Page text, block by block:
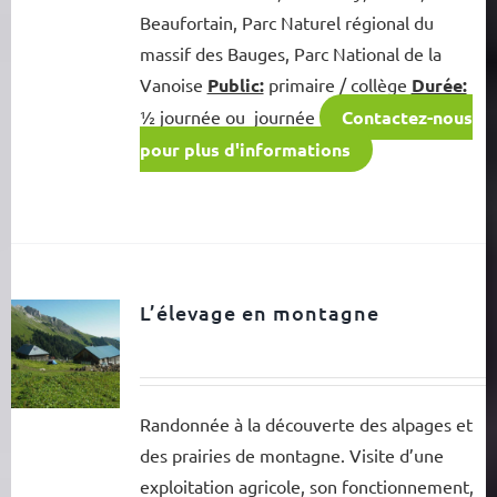
Beaufortain, Parc Naturel régional du
massif des Bauges, Parc National de la
Vanoise Public:primaire / collège Durée:
½ journée ou journée
Contactez-nous
pour plus d'informations
L’élevage en montagne
Randonnée à la découverte des alpages et
des prairies de montagne. Visite d’une
exploitation agricole, son fonctionnement,